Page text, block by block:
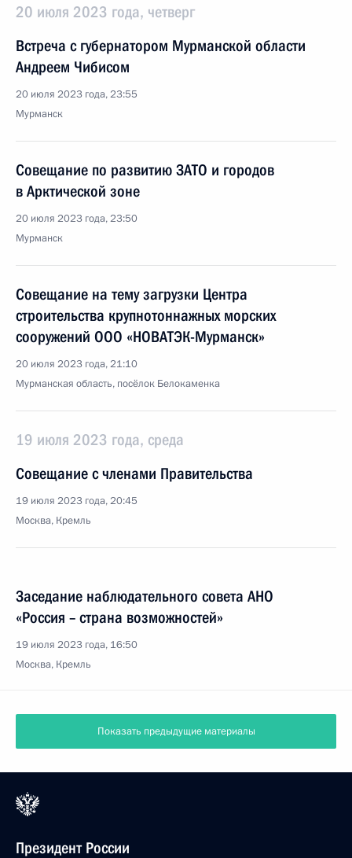
20 июля 2023 года, четверг
Встреча с губернатором Мурманской области
Андреем Чибисом
20 июля 2023 года, 23:55
Мурманск
Совещание по развитию ЗАТО и городов
в Арктической зоне
20 июля 2023 года, 23:50
Мурманск
Совещание на тему загрузки Центра
строительства крупнотоннажных морских
сооружений ООО «НОВАТЭК-Мурманск»
20 июля 2023 года, 21:10
Мурманская область, посёлок Белокаменка
19 июля 2023 года, среда
Совещание с членами Правительства
19 июля 2023 года, 20:45
Москва, Кремль
Заседание наблюдательного совета АНО
«Россия – страна возможностей»
19 июля 2023 года, 16:50
Москва, Кремль
Показать предыдущие материалы
Президент России